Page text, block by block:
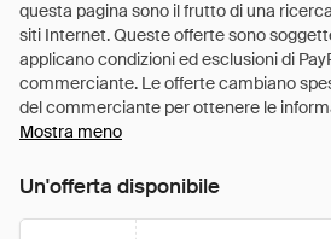
Mostra meno
Un'offerta disponibile